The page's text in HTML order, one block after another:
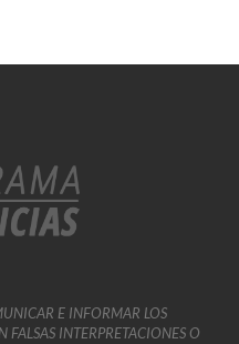
E INFORMAR LOS
FALSAS INTERPRETACIONES O